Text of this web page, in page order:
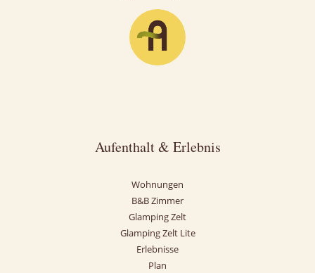
Aufenthalt & Erlebnis
Wohnungen
B&B Zimmer
Glamping Zelt
Glamping Zelt Lite
Erlebnisse
Plan